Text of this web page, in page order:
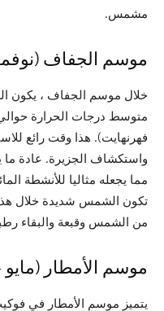
مشمس.
موسم الجفاف
خلال موسم الجفاف ، يكون
فهرنهايت). هذا وقت رائع
واستكشاف الجزيرة. عادة ما
مما يجعله مثاليا للأنشطة
تكون الشمس شديدة خلال
من الشمس وقبعة والبقاء
موسم الأمطار (مايو
يتميز موسم الأمطار في